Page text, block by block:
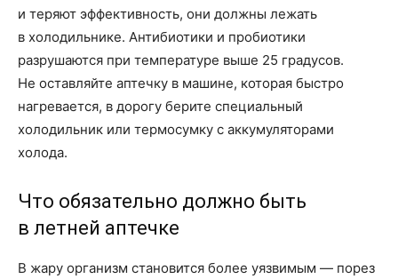
и теряют эффективность, они должны лежать
в холодильнике. Антибиотики и пробиотики
разрушаются при температуре выше 25 градусов.
Не оставляйте аптечку в машине, которая быстро
нагревается, в дорогу берите специальный
холодильник или термосумку с аккумуляторами
холода.
Что обязательно должно быть
в летней аптечке
В жару организм становится более уязвимым — порез